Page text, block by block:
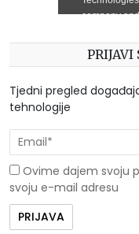
PRIJAVI
Tjedni pregled
tehnologije
Ovime dajem svoju
svoju e-mail adresu